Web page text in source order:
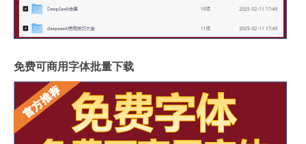
免费可商用字体批量下载